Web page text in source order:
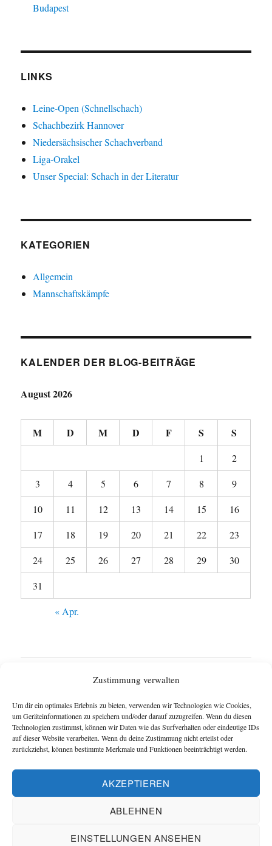
Zustimmung verwalten
Um dir ein optimales Erlebnis zu bieten, verwenden wir Technologien wie Cookies,
um Geräteinformationen zu speichern und/oder darauf zuzugreifen. Wenn du diesen
Technologien zustimmst, können wir Daten wie das Surfverhalten oder eindeutige IDs
auf dieser Website verarbeiten. Wenn du deine Zustimmung nicht erteilst oder
zurückziehst, können bestimmte Merkmale und Funktionen beeinträchtigt werden.
AKZEPTIEREN
ABLEHNEN
EINSTELLUNGEN ANSEHEN
Budapest
LINKS
Leine-Open (Schnellschach)
Schachbezirk Hannover
Niedersächsischer Schachverband
Liga-Orakel
Unser Special: Schach in der Literatur
KATEGORIEN
Allgemein
Mannschaftskämpfe
KALENDER DER BLOG-BEITRÄGE
August 2026
M D M D F S S
1
2
3
4 5 6 7 8
9
10
11 12 13 14 15
16
17
18 19 20 21 22
23
24
25 26 27 28 29
30
31
« Apr.
Wie funktioniert das Blog ?
anzeigen
Impressum
Cookie-Richtlinie (EU)
Datenschutzerklärung
Mit Stolz präsentiert von Schachverein